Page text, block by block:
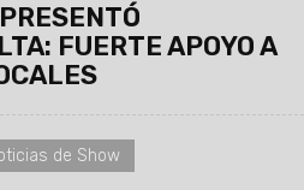
FUERTE APOYO A
de Show